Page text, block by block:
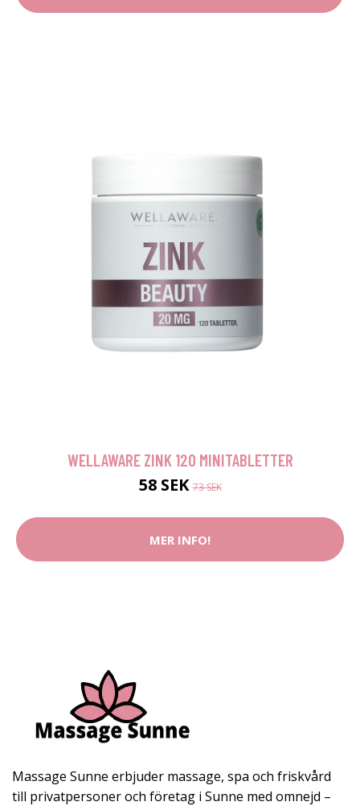
WELLAWARE ZINK 120 MINITABLETTER
58 SEK73 SEK
MER INFO!
Massage Sunne erbjuder massage, spa och friskvård
till privatpersoner och företag i Sunne med omnejd –